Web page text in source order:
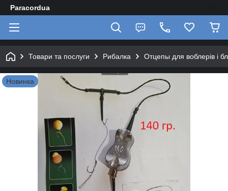
Paracordua
Товари та послуги Рибалка Отцепы для воблерів і
Новинка